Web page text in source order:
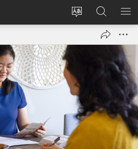
Tukar
web
Log
Masuk
window)
Giga
JW.ORG